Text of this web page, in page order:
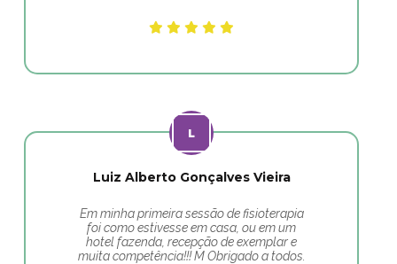
Luiz Alberto Gonçalves Vieira
Em minha primeira sessão de fisioterapia
foi como estivesse em casa, ou em um
hotel fazenda, recepção de exemplar e
muita competência!!! M Obrigado a todos.